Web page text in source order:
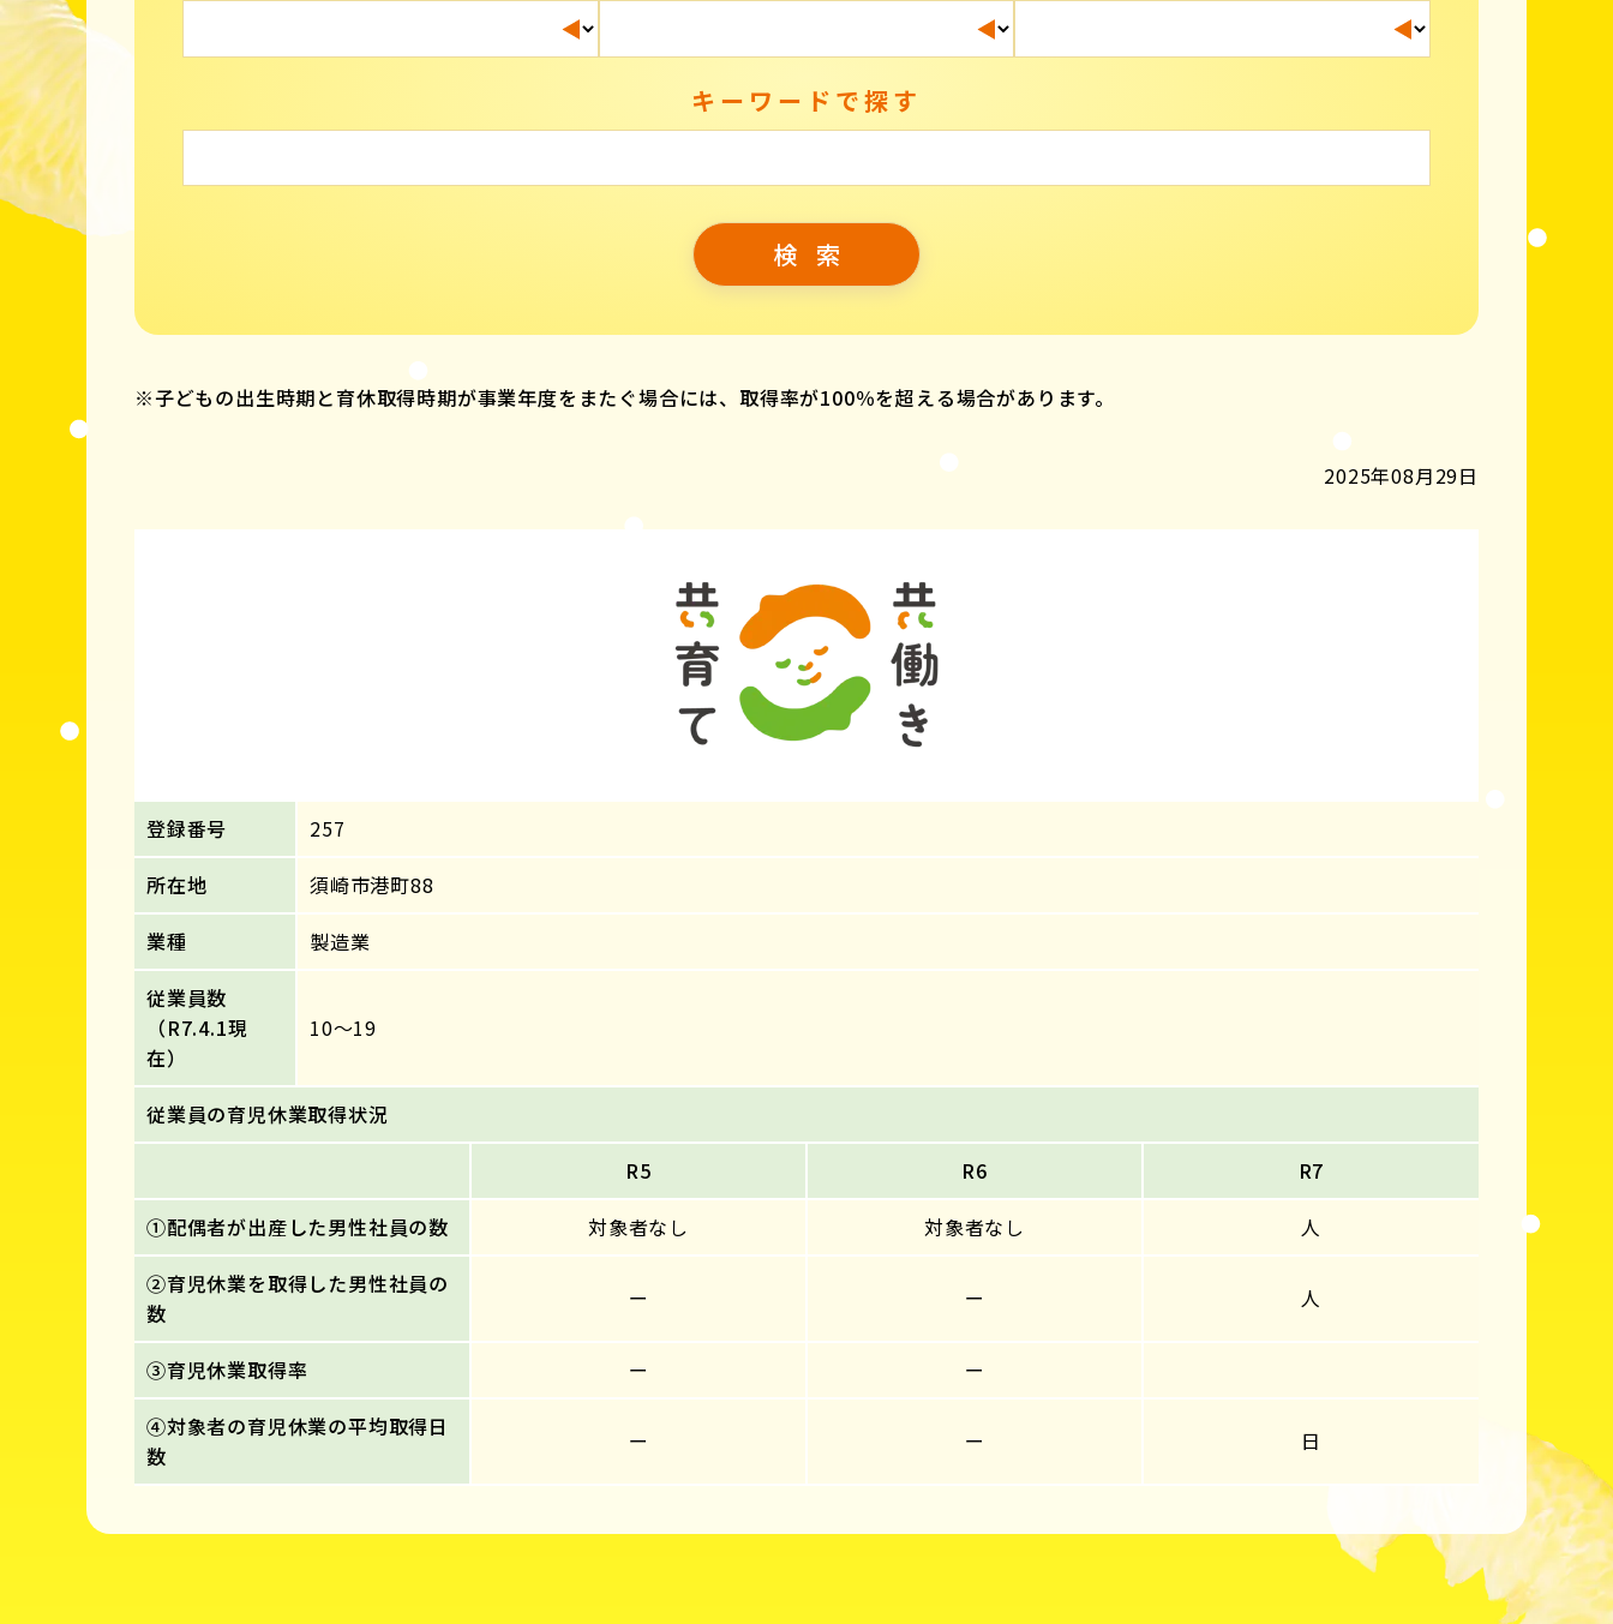
キーワードで探す
※子どもの出生時期と育休取得時期が事業年度をまたぐ場合には、取得率が100％を超える場合があります。
2025年08月29日
登録番号
257
所在地
須崎市港町88
業種
製造業
従業員数
（R7.4.1現
在）
10～19
従業員の育児休業取得状況
R5
R6
R7
①配偶者が出産した男性社員の数
対象者なし 対象者なし
人
②育児休業を取得した男性社員の
数
ー ー 人
③育児休業取得率 ー
ー
④対象者の育児休業の平均取得日
数
ー ー 日